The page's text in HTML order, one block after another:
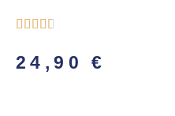
    
24,90€